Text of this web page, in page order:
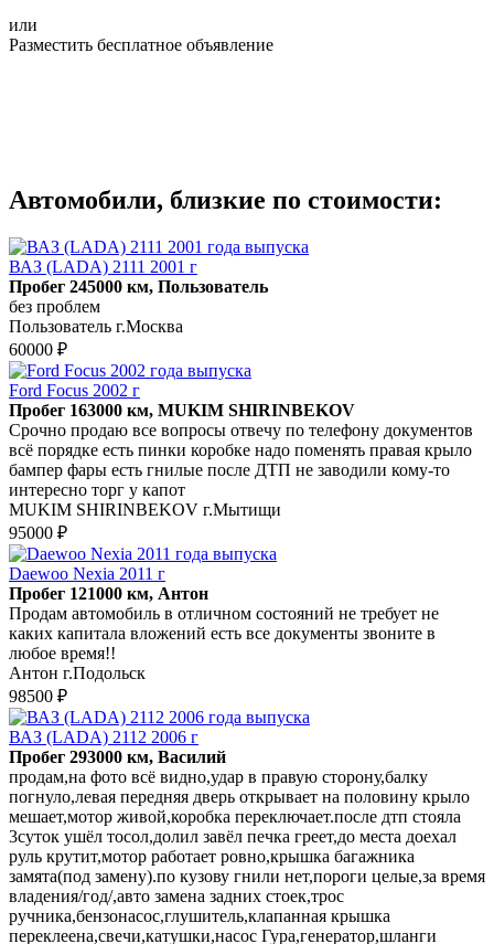
или
Разместить бесплатное объявление
Автомобили, близкие по стоимости:
ВАЗ (LADA) 2111 2001 г
Пробег 245000 км, Пользователь
без проблем
Пользователь г.Москва
60000 ₽
Ford Focus 2002 г
Пробег 163000 км, MUKIM SHIRINBEKOV
Срочно продаю все вопросы отвечу по телефону документов
всё порядке есть пинки коробке надо поменять правая крыло
бампер фары есть гнилые после ДТП не заводили кому-то
интересно торг у капот
MUKIM SHIRINBEKOV г.Мытищи
95000 ₽
Daewoo Nexia 2011 г
Пробег 121000 км, Антон
Продам автомобиль в отличном состояний не требует не
каких капитала вложений есть все документы звоните в
любое время!!
Антон г.Подольск
98500 ₽
ВАЗ (LADA) 2112 2006 г
Пробег 293000 км, Василий
продам,на фото всё видно,удар в правую сторону,балку
погнуло,левая передняя дверь открывает на половину крыло
мешает,мотор живой,коробка переключает.после дтп стояла
3суток ушёл тосол,долил завёл печка греет,до места доехал
руль крутит,мотор работает ровно,крышка багажника
замята(под замену).по кузову гнили нет,пороги целые,за время
владения/год/,авто замена задних стоек,трос
ручника,бензонасос,глушитель,клапанная крышка
переклеена,свечи,катушки,насос Гура,генератор,шланги